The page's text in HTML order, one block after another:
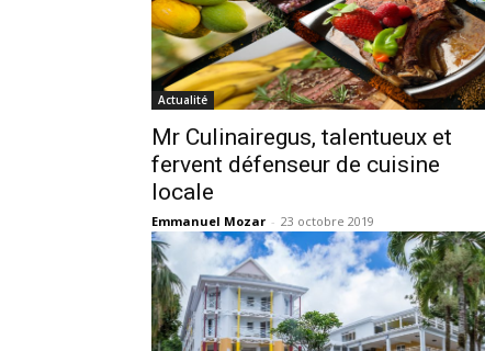
Actualité
Mr Culinairegus, talentueux et
fervent défenseur de cuisine
locale
Emmanuel Mozar - 23 octobre 2019